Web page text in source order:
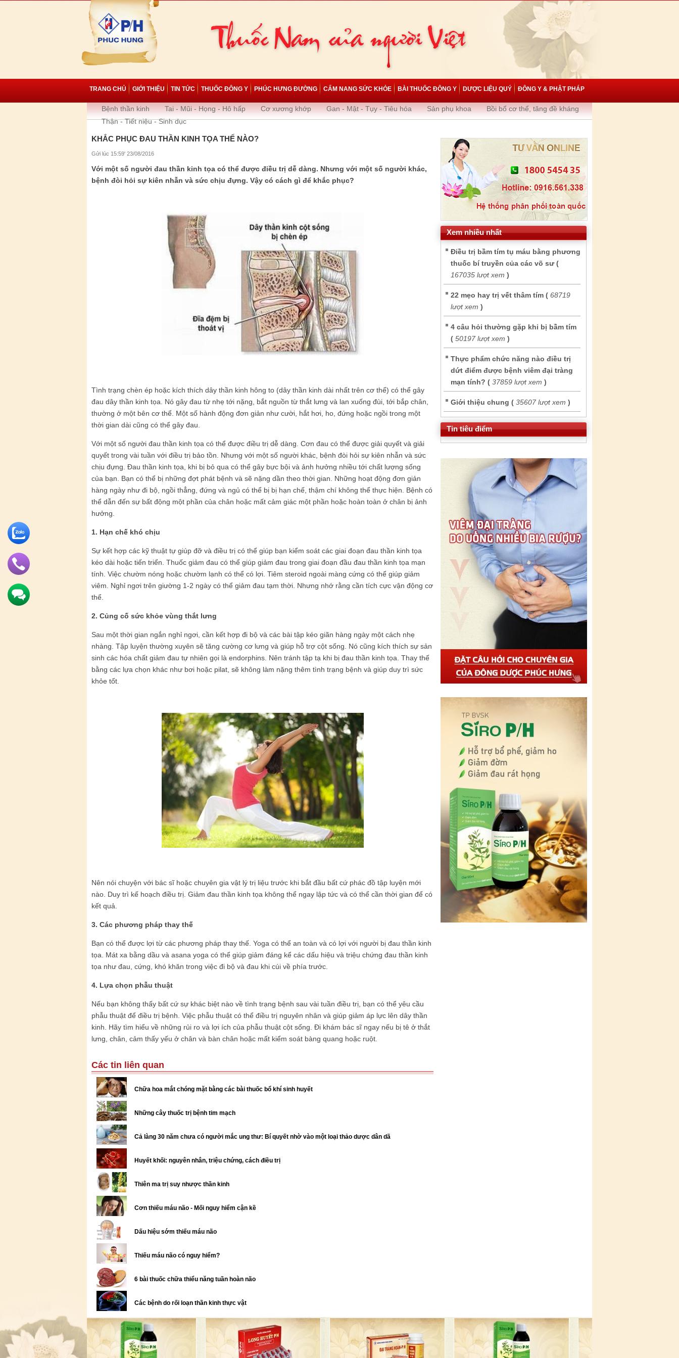
TRANG CHỦ GIỚI THIỆU TIN TỨC THUỐC ĐÔNG Y PHÚC HƯNG ĐƯỜNG CẨM NANG SỨC KHỎE BÀI THUỐC ĐÔNG Y DƯỢC LIỆU QUÝ ĐÔNG Y & PHẬT PHÁP
Bệnh thần kinh Tai - Mũi - Họng - Hô hấp Cơ xương khớp Gan - Mật - Tụy - Tiêu hóa Sản phụ khoa
Bồi bổ cơ thể, tăng đề kháng
Thận - Tiết niệu - Sinh dục
KHẮC PHỤC ĐAU THẦN KINH TỌA THẾ NÀO?
Gửi lúc 15:59' 23/08/2016
Với một số người đau thần kinh tọa có thể được điều trị dễ dàng. Nhưng với một số người khác,
bệnh đòi hỏi sự kiên nhẫn và sức chịu đựng. Vậy có cách gì để khắc phục?
Tình trạng chèn ép hoặc kích thích dây thần kinh hông to (dây thần kinh dài nhất trên cơ thể) có thể gây
đau dây thần kinh tọa. Nó gây đau từ nhẹ tới nặng, bắt nguồn từ thắt lưng và lan xuống đùi, tới bắp chân,
thường ở một bên cơ thể. Một số hành động đơn giản như cười, hắt hơi, ho, đứng hoặc ngồi trong một
thời gian dài cũng có thể gây đau.
Với một số người đau thần kinh tọa có thể được điều trị dễ dàng. Cơn đau có thể được giải quyết và giải
quyết trong vài tuần với điều trị bảo tồn. Nhưng với một số người khác, bệnh đòi hỏi sự kiên nhẫn và sức
chịu đựng. Đau thần kinh tọa, khi bị bỏ qua có thể gây bực bội và ảnh hưởng nhiều tới chất lượng sống
của bạn. Bạn có thể bị những đợt phát bệnh và sẽ nặng dần theo thời gian. Những hoạt động đơn giản
hàng ngày như đi bộ, ngồi thẳng, đứng và ngủ có thể bị bị hạn chế, thậm chí không thể thực hiện. Bệnh có
thể dẫn đến sự bất động một phần của chân hoặc mất cảm giác một phần hoặc hoàn toàn ở chân bị ảnh
hưởng.
1. Hạn chế khó chịu
Sự kết hợp các kỹ thuật tự giúp đỡ và điều trị có thể giúp bạn kiểm soát các giai đoạn đau thần kinh tọa
kéo dài hoặc tiến triển. Thuốc giảm đau có thể giúp giảm đau trong giai đoạn đầu đau thần kinh tọa mạn
tính. Việc chườm nóng hoặc chườm lạnh có thể có lợi. Tiêm steroid ngoài màng cứng có thể giúp giảm
viêm. Nghỉ ngơi trên giường 1-2 ngày có thể giảm đau tạm thời. Nhưng nhớ rằng cần tích cực vận động cơ
thể.
2. Củng cố sức khỏe vùng thắt lưng
Sau một thời gian ngắn nghỉ ngơi, cần kết hợp đi bộ và các bài tập kéo giãn hàng ngày một cách nhẹ
nhàng. Tập luyện thường xuyên sẽ tăng cường cơ lưng và giúp hỗ trợ cột sống. Nó cũng kích thích sự sản
sinh các hóa chất giảm đau tự nhiên gọi là endorphins. Nên tránh tập tạ khi bị đau thần kinh tọa. Thay thế
bằng các lựa chọn khác như bơi hoặc pilat, sẽ không làm nặng thêm tình trạng bệnh và giúp duy trì sức
khỏe tốt.
Nên nói chuyện với bác sĩ hoặc chuyên gia vật lý trị liệu trước khi bắt đầu bất cứ phác đồ tập luyện mới
nào. Duy trì kế hoạch điều trị. Giảm đau thần kinh tọa không thể ngay lập tức và có thể cần thời gian để có
kết quả.
3. Các phương pháp thay thế
Bạn có thể được lợi từ các phương pháp thay thế. Yoga có thể an toàn và có lợi với người bị đau thần kinh
tọa. Mát xa bằng dầu và asana yoga có thể giúp giảm đáng kể các dấu hiệu và triệu chứng đau thần kinh
tọa như đau, cứng, khó khăn trong việc đi bộ và đau khi cúi về phía trước.
4. Lựa chọn phẫu thuật
Nếu bạn không thấy bất cứ sự khác biệt nào về tình trạng bệnh sau vài tuần điều trị, bạn có thể yêu cầu
phẫu thuật để điều trị bệnh. Việc phẫu thuật có thể điều trị nguyên nhân và giúp giảm áp lực lên dây thần
kinh. Hãy tìm hiểu về những rủi ro và lợi ích của phẫu thuật cột sống. Đi khám bác sĩ ngay nếu bị tê ở thắt
lưng, chân, cảm thấy yếu ở chân và bàn chân hoặc mất kiểm soát bàng quang hoặc ruột.
Các tin liên quan
Chữa hoa mắt chóng mặt bằng các bài thuốc bổ khí sinh huyết
Những cây thuốc trị bệnh tim mạch
Cả làng 30 năm chưa có người mắc ung thư: Bí quyết nhờ vào một loại thảo dược dân dã
Huyết khối: nguyên nhân, triệu chứng, cách điều trị
Thiên ma trị suy nhược thần kinh
Cơn thiếu máu não - Mối nguy hiểm cận kề
Dấu hiệu sớm thiếu máu não
Thiếu máu não có nguy hiểm?
6 bài thuốc chữa thiểu năng tuần hoàn não
Các bệnh do rối loạn thần kinh thực vật
Xem nhiều nhất
Điều trị bầm tím tụ máu bằng phương
thuốc bí truyền của các võ sư (
167035 lượt xem )
22 mẹo hay trị vết thâm tím ( 68719
lượt xem )
4 câu hỏi thường gặp khi bị bầm tím
( 50197 lượt xem )
Thực phẩm chức năng nào điều trị
dứt điểm được bệnh viêm đại tràng
mạn tính? ( 37859 lượt xem )
Giới thiệu chung ( 35607 lượt xem )
Tin tiêu điểm